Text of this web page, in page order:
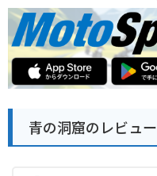
青の洞窟のレビュー